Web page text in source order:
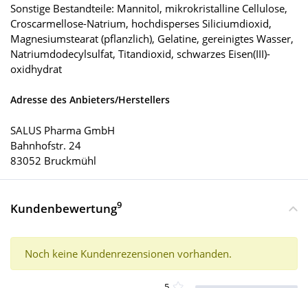
Sonstige Bestandteile: Mannitol, mikrokristalline Cellulose,
Croscarmellose-Natrium, hochdisperses Siliciumdioxid,
Magnesiumstearat (pflanzlich), Gelatine, gereinigtes Wasser,
Natriumdodecylsulfat, Titandioxid, schwarzes Eisen(III)-
oxidhydrat
Adresse des Anbieters/Herstellers
SALUS Pharma GmbH
Bahnhofstr. 24
83052 Bruckmühl
Kundenbewertung9
Noch keine Kundenrezensionen vorhanden.